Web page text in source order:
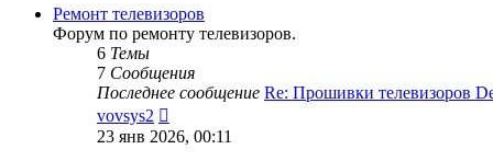
сообщению
Ремонт телевизоров
Форум по ремонту телевизоров.
6 Темы
7 Сообщения
Последнее сообщение Re: Прошивки телевизоров
vovsys2
к
23 янв 2026, 00:11